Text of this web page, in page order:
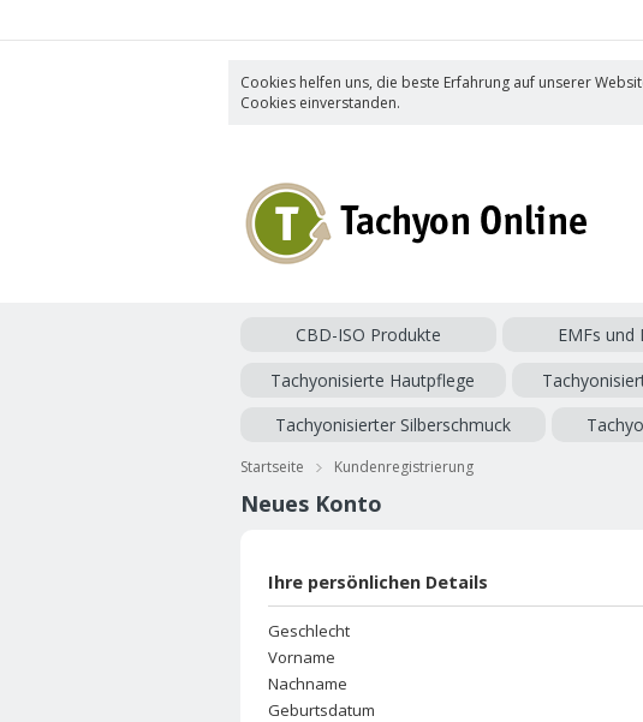
Cookies helfen uns, die beste Erfahrung auf unserer
Cookies einverstanden.
CBD-ISO Produkte EMFs und
Tachyonisierte Hautpflege
Tachyonisierter Silberschmuck
Startseite Kundenregistrierung
Neues Konto
Ihre persönlichen Details
Geschlecht
Vorname
Nachname
Geburtsdatum